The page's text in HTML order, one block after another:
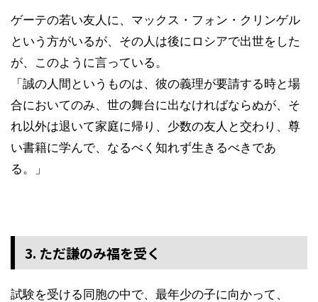
ゲーテの若い友人に、マックス・フォン・クリンゲル
という方がいるが、その人は後にロシアで出世をした
が、このように言っている。
「誠の人間というものは、彼の義理が要請する時と場
合においてのみ、世の舞台に出なければならぬが、そ
れ以外は退いて家庭に帰り、少数の友人と交わり、尊
い書籍に学んで、なるべく知れず生きるべきであ
る。」
3. ただ謙のみ福を受く
試験を受ける同胞の中で、最年少の子に向かって、